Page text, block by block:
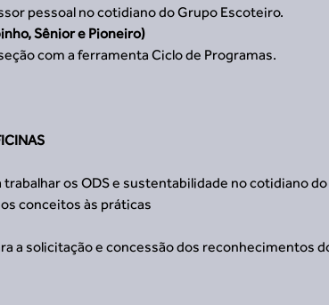
pessoal no cotidiano do Grupo Escoteiro.
Sênior e Pioneiro)
com a ferramenta Ciclo de Programas.
os ODS e sustentabilidade no cotidiano
conceitos às práticas
a solicitação e concessão dos reconhecimentos